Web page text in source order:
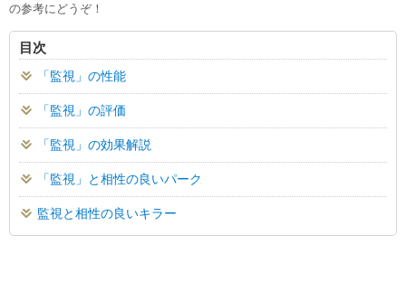
の参考にどうぞ！
目次
「監視」の性能
「監視」の評価
「監視」の効果解説
「監視」と相性の良いパーク
監視と相性の良いキラー